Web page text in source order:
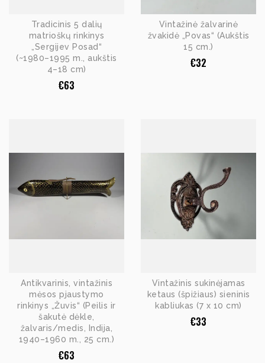
Tradicinis 5 dalių
matrioškų rinkinys
„Sergijev Posad“
(~1980–1995 m., aukštis
4–18 cm)
€63
Vintažinė žalvarinė
žvakidė „Povas“ (Aukštis
15 cm.)
€32
Antikvarinis, vintažinis
mėsos pjaustymo
rinkinys „Žuvis“ (Peilis ir
šakutė dėkle,
žalvaris/medis, Indija,
1940–1960 m., 25 cm.)
€63
Vintažinis sukinėjamas
ketaus (špižiaus) sieninis
kabliukas (7 x 10 cm)
€33